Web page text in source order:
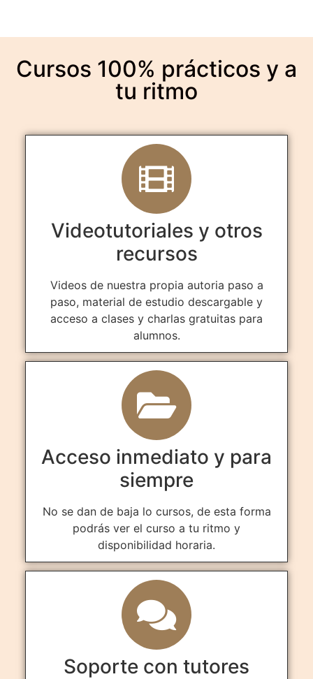
Cursos 100% prácticos y a
tu ritmo
Videotutoriales y otros
recursos
Videos de nuestra propia autoria paso a
paso, material de estudio descargable y
acceso a clases y charlas gratuitas para
alumnos.
Acceso inmediato y para
siempre
No se dan de baja lo cursos, de esta forma
podrás ver el curso a tu ritmo y
disponibilidad horaria.
Soporte con tutores